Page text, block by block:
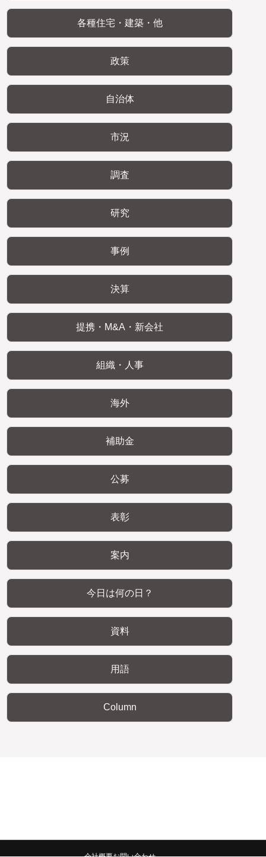
各種住宅・建築・他
政策
自治体
市況
調査
研究
事例
決算
提携・M&A・新会社
組織・人事
海外
補助金
公募
表彰
案内
今日は何の日？
資料
用語
Column